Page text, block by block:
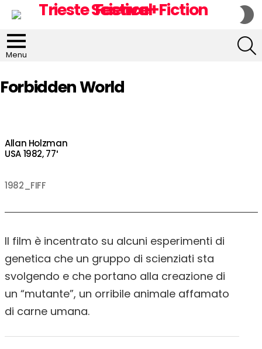
Menu
Forbidden World
Allan Holzman
USA 1982, 77′
1982_FIFF
Il film è incentrato su alcuni esperimenti di
genetica che un gruppo di scienziati sta
svolgendo e che portano alla creazione di
un “mutante”, un orribile animale affamato
di carne umana.